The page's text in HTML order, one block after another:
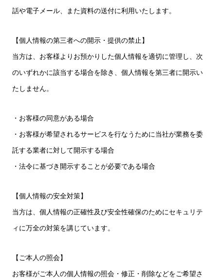
話や電子メール、また資料の送付に利用いたします。
【個人情報の第三者への開示・提供の禁止】
当方は、お客様よりお預かりした個人情報を適切に管理し、次
のいずれかに該当する場合を除き、個人情報を第三者に開示い
たしません。
・お客様の同意がある場合
・お客様が希望されるサービスを行なうために当社が業務を委
託する業者に対して開示する場合
・法令に基づき開示することが必要である場合
【個人情報の安全対策】
当方は、個人情報の正確性及び安全性確保のためにセキュリテ
ィに万全の対策を講じています。
【ご本人の照会】
お客様がご本人の個人情報の照会・修正・削除などをご希望さ